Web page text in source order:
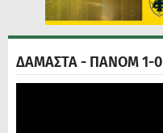
ΔΑΜΑΣΤΑ - ΠΑΝΟΜ 1-0